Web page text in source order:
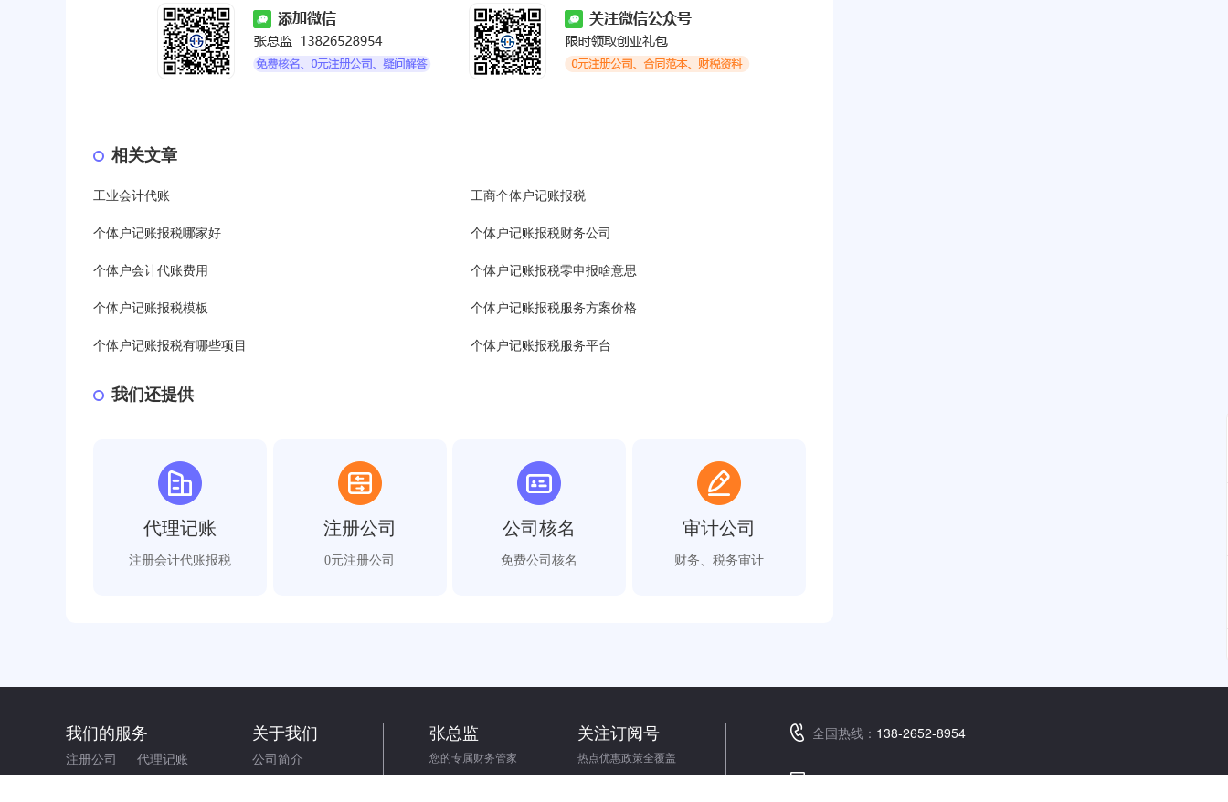
相关文章
工业会计代账 工商个体户记账报税
个体户记账报税哪家好 个体户记账报税财务公司
个体户会计代账费用 个体户记账报税零申报啥意思
个体户记账报税模板 个体户记账报税服务方案价格
个体户记账报税有哪些项目 个体户记账报税服务平台
我们还提供
代理记账
注册会计代账报税
注册公司
0元注册公司
公司核名
免费公司核名
审计公司
财务、税务审计
我们的服务
注册公司
代理记账
关于我们
公司简介
张总监
您的专属财务管家
关注订阅号
热点优惠政策全覆盖
全国热线： 138-2652-8954
业务总监：138-2652-8954